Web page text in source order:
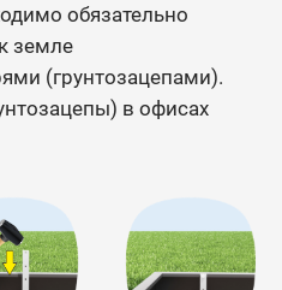
обязательно
земле
(грунтозацепами).
в офисах